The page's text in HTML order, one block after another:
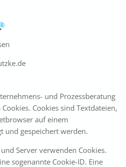
und Prozessberatung
Cookies sind Textdateien,
auf einem
und gespeichert werden.
Server verwenden Cookies.
sogenannte Cookie-ID. Eine